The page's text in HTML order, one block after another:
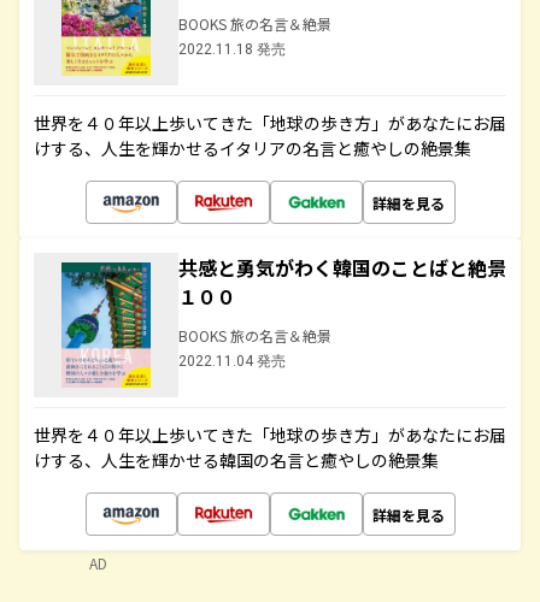
BOOKS 旅の名言＆絶景
2022.11.18 発売
世界を４０年以上歩いてきた「地球の歩き方」があなたにお届
けする、人生を輝かせるイタリアの名言と癒やしの絶景集
詳細を見る
共感と勇気がわく韓国のことばと絶景
１００
BOOKS 旅の名言＆絶景
2022.11.04 発売
世界を４０年以上歩いてきた「地球の歩き方」があなたにお届
けする、人生を輝かせる韓国の名言と癒やしの絶景集
詳細を見る
AD